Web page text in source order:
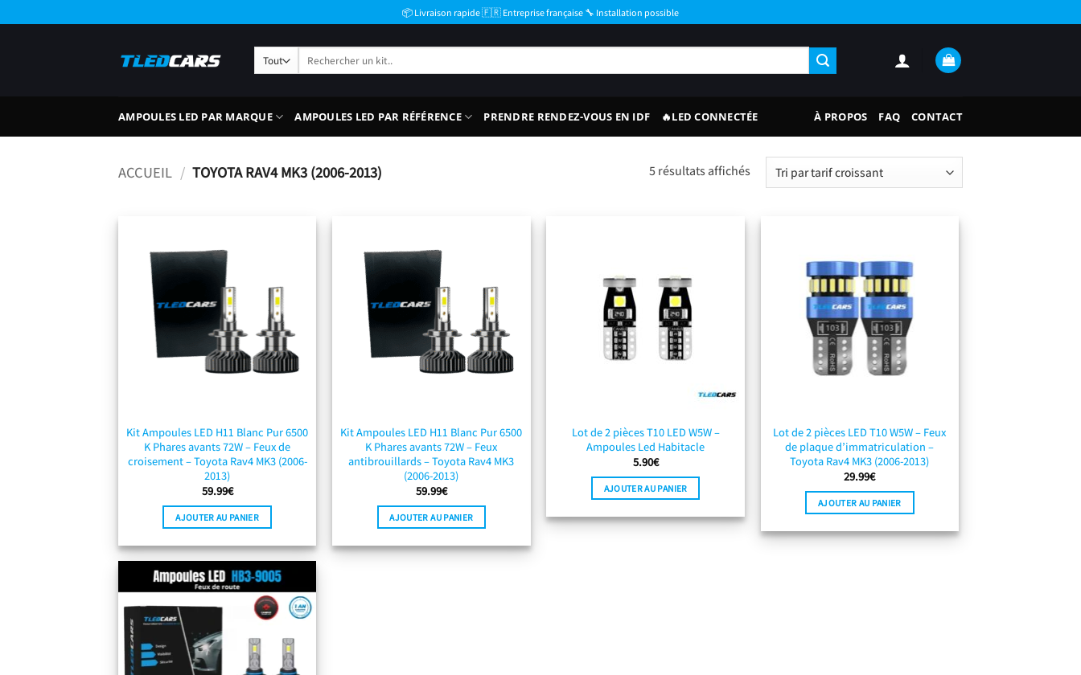
au
📦 Livraison rapide 🇫🇷 Entreprise française 🔧 Installation possible
Recherche
pour :
AMPOULES LED PAR MARQUE AMPOULES LED PAR RÉFÉRENCE PRENDRE RENDEZ-VOUS EN IDF 🔥LED CONNECTÉE À PROPOS FAQ CONTACT
ACCUEIL / TOYOTA RAV4 MK3 (2006-2013) 5 résultats affichésTrié
par
Kit Ampoules LED H11 Blanc Pur 6500
K Phares avants 72W – Feux de
croisement – Toyota Rav4 MK3 (2006-
2013)
59.99€
AJOUTER AU PANIER
Kit Ampoules LED H11 Blanc Pur 6500
K Phares avants 72W – Feux
antibrouillards – Toyota Rav4 MK3
(2006-2013)
59.99€
AJOUTER AU PANIER
Lot de 2 pièces T10 LED W5W –
Ampoules Led Habitacle
5.90€
AJOUTER AU PANIER
Lot de 2 pièces LED T10 W5W – Feux
de plaque d’immatriculation –
Toyota Rav4 MK3 (2006-2013)
29.99€
AJOUTER AU PANIER